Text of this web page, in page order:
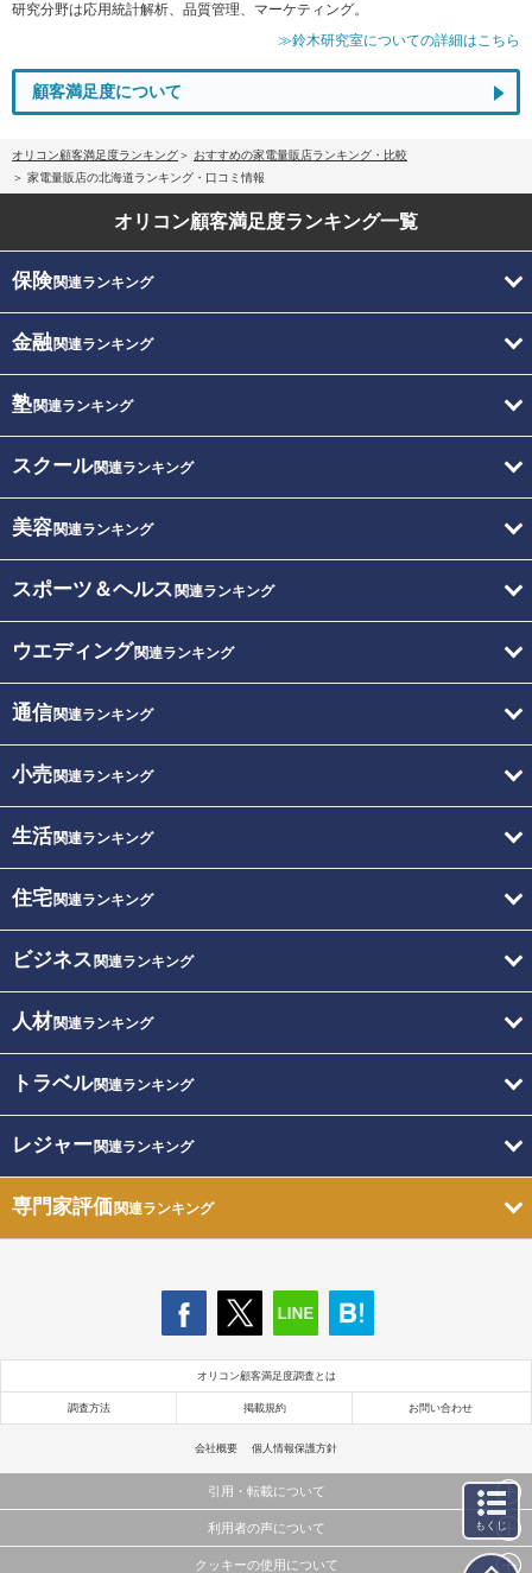
研究分野は応用統計解析、品質管理、マーケティング。
≫鈴木研究室についての詳細はこちら
顧客満足度について
オリコン顧客満足度ランキング
おすすめの家電量販店ランキング・比較
家電量販店の北海道ランキング・口コミ情報
オリコン顧客満足度ランキング一覧
保険関連ランキング
金融関連ランキング
塾関連ランキング
スクール関連ランキング
美容関連ランキング
スポーツ＆ヘルス 関連ランキング
ウエディング関連ランキング
通信関連ランキング
小売関連ランキング
生活関連ランキング
住宅関連ランキング
ビジネス 関連ランキング
人材関連ランキング
トラベル関連ランキング
レジャー関連ランキング
専門家評価関連ランキング
オリコン顧客満足度調査とは
調査方法 掲載規約 お問い合わせ
会社概要 個人情報保護方針
引用・転載について
当サイトで公開されている情報（文字、写真、イラスト、画像データ等）及びこれらの配置・
利用者の声について
当サイトに掲載している内容はすべてサービスの利用者が提出された見解・感想です。
クッキーの使用について
もくじ